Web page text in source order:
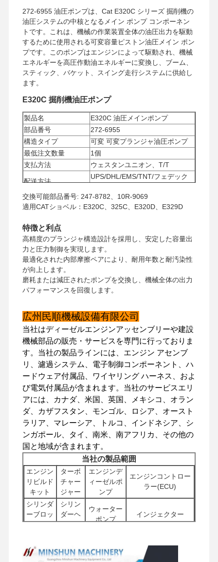
272-6955 油圧ポンプは、Cat E320C シリーズ 掘削機の
油圧システムの中核となるメイン ポンプ コンポーネン
トです。これは、機械の作業装置全体の油圧出力を駆動
するために使用される可変容量ピストン油圧メイン ポン
プです。このポンプはエンジンによって駆動され、機械
エネルギーを高圧作動油エネルギーに変換し、ブーム、
スティック、バケット、スイング走行システムに供給し
ます。
E320C 掘削機油圧ポンプ
製品名
E320C 油圧メインポンプ
部品番号
272-6955
構造タイプ
可変 可変プランジャ油圧ポンプ
最低注文数量
1個
支払方法
ウェスタンユニオン、T/T
配送方法
UPS/DHL/EMS/TNT/フェデック
交換可能部品番号: 247-8782、10R-9069
適用CATショベル：E320C、325C、E320D、E329D
特徴と利点
高精度のプランジャ構造設計を採用し、安定した容量出
力と圧力制御を実現します。
最適化された内部摩擦ペアにより、耐用年数と耐汚染性
が向上します。
磨耗または減圧されたポンプを交換し、機械全体の出力
パフォーマンスを回復します。
広州民順機械設備有限公司
当社はディーゼルエンジンアッセンブリーや建設
機械部品の販売・サービスを専門に行っておりま
す。当社の製品ラインには、エンジン アセンブ
リ、濾過システム、電子制御コンポーネント、ハ
ードウェア付属品、ワイヤリング ハーネス、およ
び電気付属品が含まれます。当社のサービスエリ
アには、カナダ、米国、英国、メキシコ、オラン
ダ、カザフスタン、モンゴル、ロシア、オースト
ラリア、マレーシア、トルコ、インドネシア、シ
ンガポール、タイ、南米、南アフリカ、その他の
国と地域が含まれます。
当社の製品範囲
エンジン
リビルド
キット
ターボ
チャー
ジャー
エンジンデ
ィーゼルポ
ンプ
エンジンコントロー
ラー(ECU)
シリンダ
ーブロッ
ク
シリン
ダーヘ
ッド
ウォーター
ポンプ
インジェクター
ーモータ
ー
ター
セサリ
掘削機の油圧ポンプ